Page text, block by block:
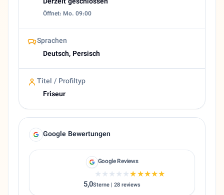
Öffnet: Mo. 09:00
Sprachen
Deutsch, Persisch
Titel / Profiltyp
Friseur
Google Bewertungen
Google Reviews
★★★★★★★★★★
5,0Sterne | 28 reviews